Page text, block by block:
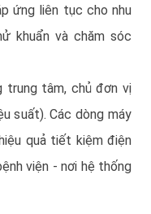
ứng liên tục cho nhu
khuẩn và chăm sóc
trung tâm, chủ đơn vị
suất). Các dòng máy
quả tiết kiệm điện
viện - nơi hệ thống